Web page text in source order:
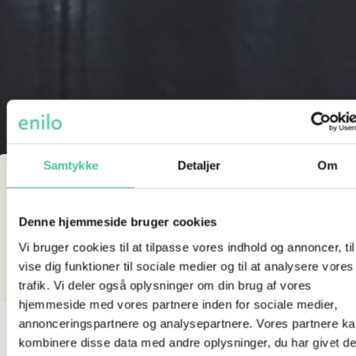
Samtykke Detaljer Om
Denne hjemmeside bruger cookies
Vi bruger cookies til at tilpasse vores indhold og annoncer,
vise dig funktioner til sociale medier og til at analysere vores
trafik. Vi deler også oplysninger om din brug af vores
hjemmeside med vores partnere inden for sociale medier,
annonceringspartnere og analysepartnere. Vores partnere
kombinere disse data med andre oplysninger, du har givet
Hvor mange penge
skal man starte med at
investere?
16. MAJ 2026
Du behøver ikke være rig for at